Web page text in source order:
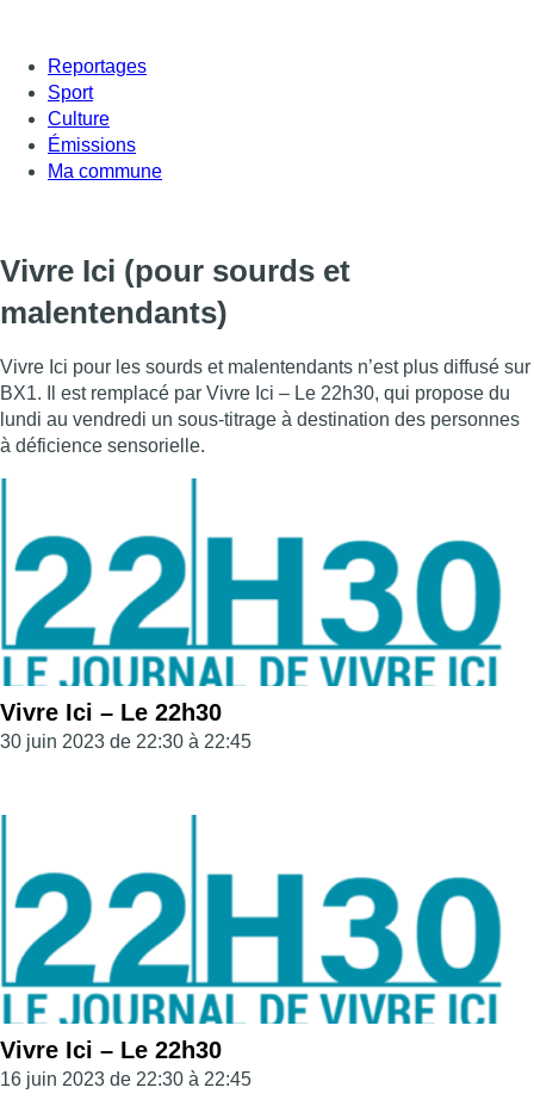
Reportages
Sport
Culture
Émissions
Ma commune
Vivre Ici (pour sourds et
malentendants)
Vivre Ici pour les sourds et malentendants n’est plus diffusé sur
BX1. Il est remplacé par Vivre Ici – Le 22h30, qui propose du
lundi au vendredi un sous-titrage à destination des personnes
à déficience sensorielle.
Vivre Ici – Le 22h30
30 juin 2023 de 22:30 à 22:45
Vivre Ici – Le 22h30
16 juin 2023 de 22:30 à 22:45